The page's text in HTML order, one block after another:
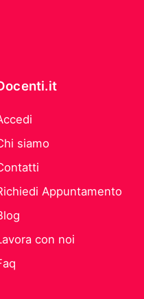
siamo
Appuntamento
con noi